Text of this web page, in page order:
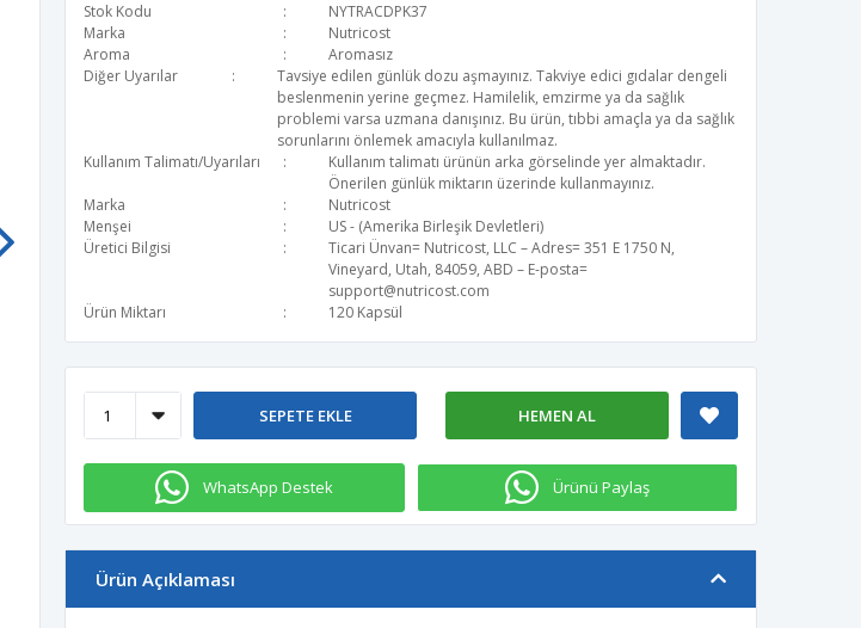
Stok Kodu
NYTRACDPK37
Marka
Nutricost
Aroma
Aromasız
Diğer Uyarılar
Tavsiye edilen günlük dozu aşmayınız. Takviye edici gıdalar dengeli
beslenmenin yerine geçmez. Hamilelik, emzirme ya da sağlık
problemi varsa uzmana danışınız. Bu ürün, tıbbi amaçla ya da sağlık
sorunlarını önlemek amacıyla kullanılmaz.
Kullanım Talimatı/Uyarıları
Kullanım talimatı ürünün arka görselinde yer almaktadır.
Önerilen günlük miktarın üzerinde kullanmayınız.
Marka
Nutricost
Menşei
US - (Amerika Birleşik Devletleri)
Üretici Bilgisi
Ticari Ünvan= Nutricost, LLC – Adres= 351 E 1750 N,
Vineyard, Utah, 84059, ABD – E-posta=
support@nutricost.com
Ürün Miktarı
120 Kapsül
HEMEN AL
SEPETE EKLE
WhatsApp Destek Ürünü Paylaş
Ürün Açıklaması